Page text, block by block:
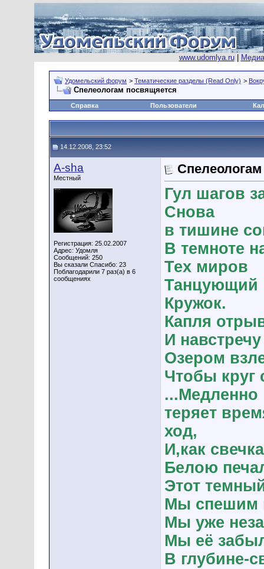
www.udomlya.ru|
Удомельский форум > Тематические разделы (Read Only) >
Спелеологам посвящяется
Справка Пользователи
14.12.2008, 23:52
A-sha
Местный
Регистрация: 25.02.2007
Адрес: Удомля
Сообщений: 250
Вы сказали Спасибо: 23
Поблагодарили 7 раз(а) в 6
сообщениях
Гул шагов
Снова
в тишине
В темноте
Тех миров
Танцующий
Кружок.
Капля
И
Озером
Чтобы круг
...Медленно
теряет
ход,
И,как
Белою
Этот
Мы спешим
Мы уже
Мы её
В глубине-